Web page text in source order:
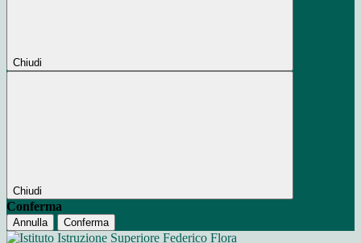
Chiudi
Chiudi
Conferma
Annulla Conferma